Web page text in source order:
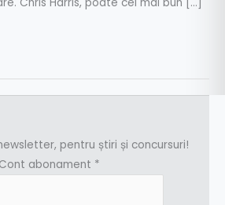
pentru știri și concursuri!
Cont abonament *